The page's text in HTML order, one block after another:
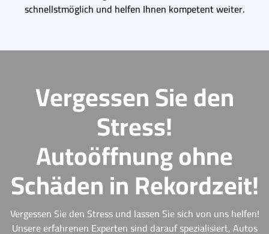
schnellstmöglich und helfen Ihnen kompetent weiter.
Vergessen Sie den
Stress!
Autoöffnung ohne
Schäden in Rekordzeit!
Vergessen Sie den Stress und lassen Sie sich von uns helfen!
Unsere erfahrenen Experten sind darauf spezialisiert, Autos